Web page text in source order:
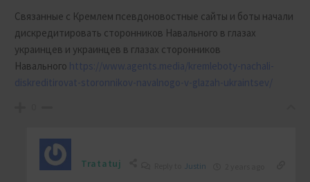
Связанные с Кремлем псевдоновостные сайты и боты начали
дискредитировать сторонников Навального в глазах
украинцев и украинцев в глазах сторонников
Навального https://www.agents.media/kremleboty-nachali-
diskreditirovat-storonnikov-navalnogo-v-glazah-ukraintsev/
Tratatuj Justin